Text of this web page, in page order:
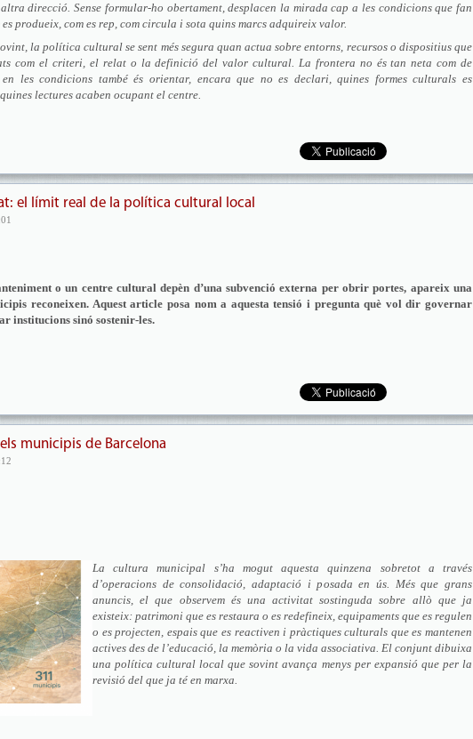
direcció. Sense formular-ho obertament, desplacen la mirada cap a les condicions que fan
produeix, com es rep, com circula i sota quins marcs adquireix valor.
la política cultural se sent més segura quan actua sobre entorns, recursos o dispositius que
com el criteri, el relat o la definició del valor cultural. La frontera no és tan neta com de
en les condicions també és orientar, encara que no es declari, quines formes culturals es
lectures acaben ocupant el centre.
el límit real de la política cultural local
o un centre cultural depèn d’una subvenció externa per obrir portes, apareix una
reconeixen. Aquest article posa nom a aquesta tensió i pregunta què vol dir governar
institucions sinó sostenir-les.
municipis de Barcelona
La cultura municipal s’ha mogut aquesta quinzena sobretot a través
d’operacions de consolidació, adaptació i posada en ús. Més que grans
anuncis, el que observem és una activitat sostinguda sobre allò que ja
existeix: patrimoni que es restaura o es redefineix, equipaments que es regulen
o es projecten, espais que es reactiven i pràctiques culturals que es mantenen
actives des de l’educació, la memòria o la vida associativa. El conjunt dibuixa
una política cultural local que sovint avança menys per expansió que per la
revisió del que ja té en marxa.